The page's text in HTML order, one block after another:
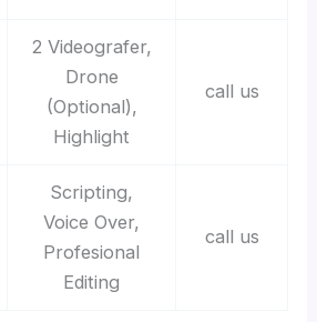
2 Videografer,
Drone
(Optional),
Highlight
call us
Scripting,
Voice Over,
Profesional
Editing
call us